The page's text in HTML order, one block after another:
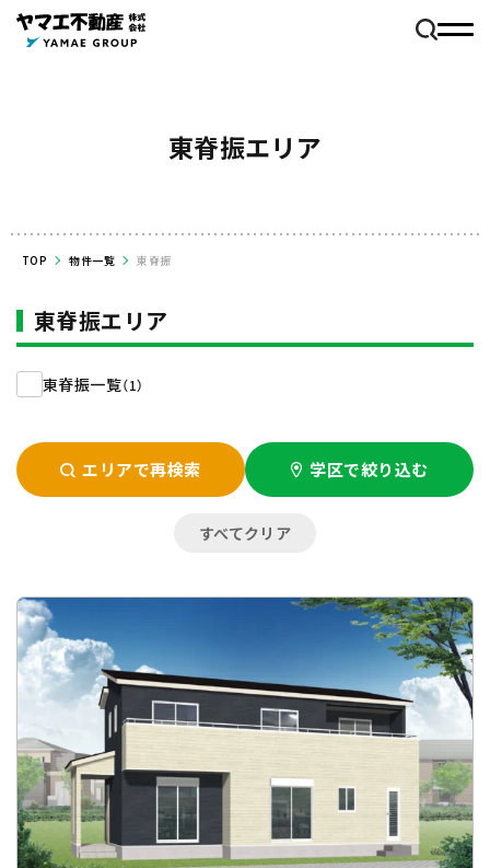
東脊振エリア
TOP 物件一覧 東脊振
東脊振エリア
東脊振一覧（1）
エリアで再検索 学区で絞り込む
すべてクリア